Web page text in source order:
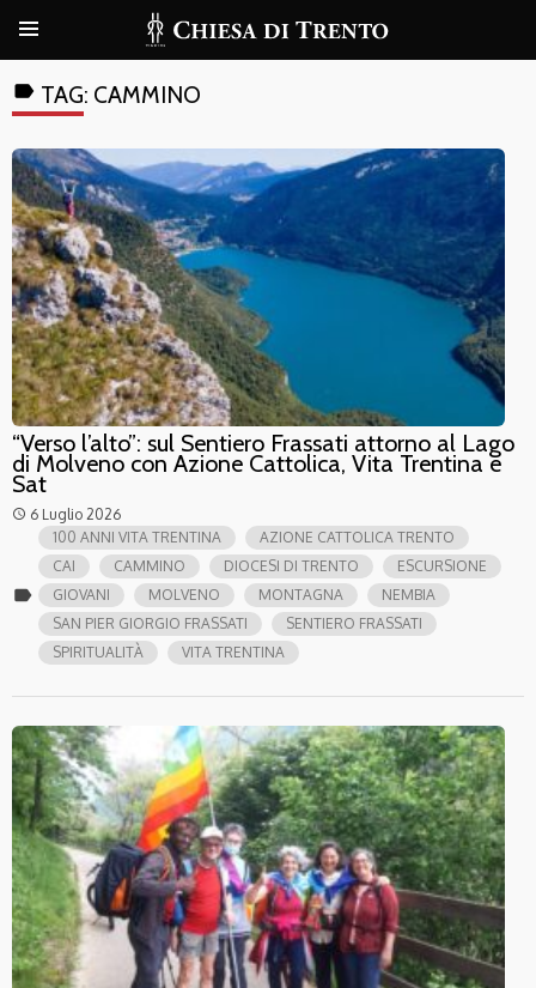
label TAG: CAMMINO
“Verso l’alto”: sul Sentiero Frassati attorno al Lago
di Molveno con Azione Cattolica, Vita Trentina e
Sat
access_time 6 Luglio 2026
label
100 ANNI VITA TRENTINA
AZIONE CATTOLICA TRENTO
CAI
CAMMINO DIOCESI DI TRENTO
ESCURSIONE
GIOVANI
MOLVENO MONTAGNA
NEMBIA
SAN PIER GIORGIO FRASSATI
SENTIERO FRASSATI
SPIRITUALITÀ
VITA TRENTINA